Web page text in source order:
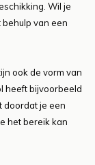
Wil je
van een
ook de vorm van
heeft bijvoorbeeld
doordat je een
het bereik kan